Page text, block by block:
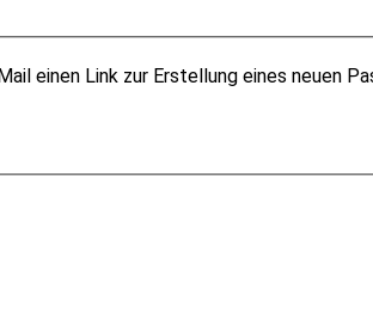
einen Link zur Erstellung eines neuen